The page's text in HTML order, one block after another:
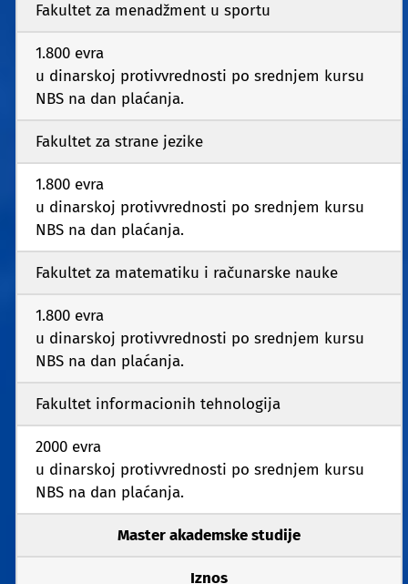
Fakultet za menadžment u sportu
1.800 evra
u dinarskoj protivvrednosti po srednjem kursu
NBS na dan plaćanja.
Fakultet za strane jezike
1.800 evra
u dinarskoj protivvrednosti po srednjem kursu
NBS na dan plaćanja.
Fakultet za matematiku i računarske nauke
1.800 evra
u dinarskoj protivvrednosti po srednjem kursu
NBS na dan plaćanja.
Fakultet informacionih tehnologija
2000 evra
u dinarskoj protivvrednosti po srednjem kursu
NBS na dan plaćanja.
Master akademske studije
Iznos